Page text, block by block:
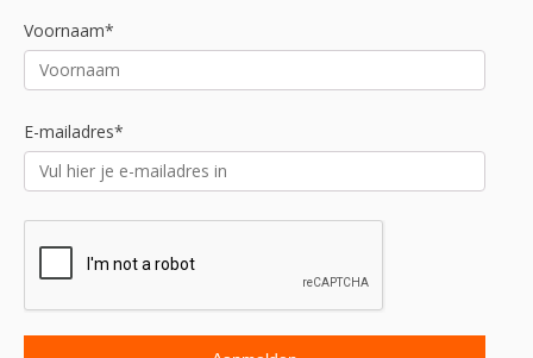
Voornaam*
E-mailadres*